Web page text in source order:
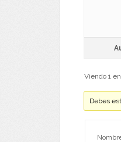
Viendo 1
Debes